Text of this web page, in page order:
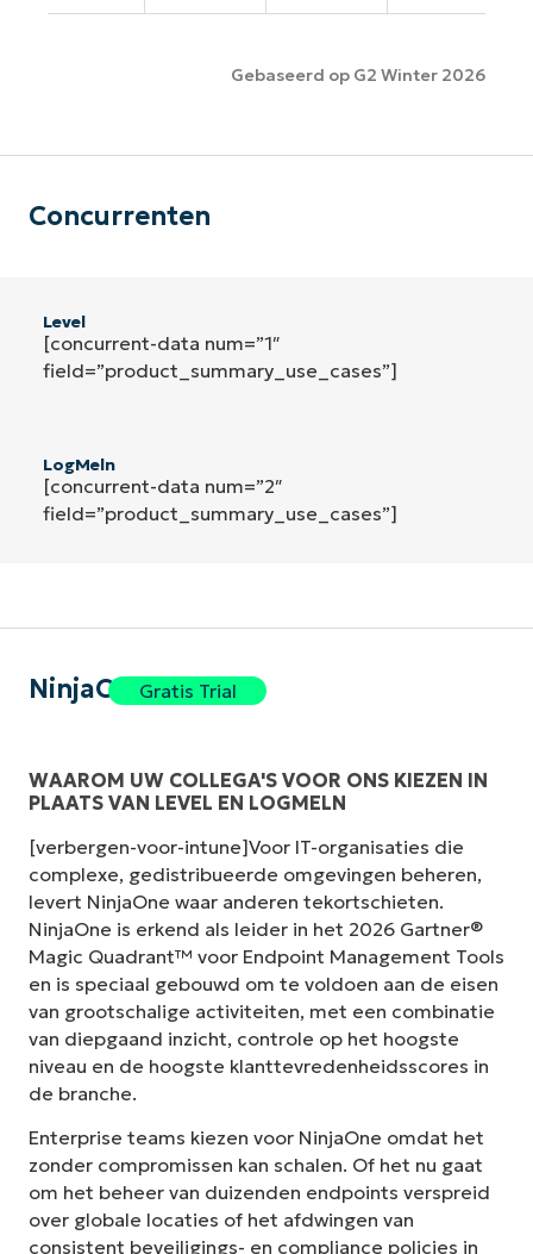
Gebaseerd op G2 Winter 2026
Concurrenten
Level
[concurrent-data num=”1″
field=”product_summary_use_cases”]
LogMeln
[concurrent-data num=”2″
field=”product_summary_use_cases”]
NinjaOneGratis Trial
WAAROM UW COLLEGA'S VOOR ONS KIEZEN IN
PLAATS VAN LEVEL EN LOGMELN
[verbergen-voor-intune]Voor IT-organisaties die
complexe, gedistribueerde omgevingen beheren,
levert NinjaOne waar anderen tekortschieten.
NinjaOne is erkend als leider in het 2026 Gartner®
Magic Quadrant™ voor Endpoint Management Tools
en is speciaal gebouwd om te voldoen aan de eisen
van grootschalige activiteiten, met een combinatie
van diepgaand inzicht, controle op het hoogste
niveau en de hoogste klanttevredenheidsscores in
de branche.
Enterprise teams kiezen voor NinjaOne omdat het
zonder compromissen kan schalen. Of het nu gaat
om het beheer van duizenden endpoints verspreid
over globale locaties of het afdwingen van
consistent beveiligings- en compliance policies in